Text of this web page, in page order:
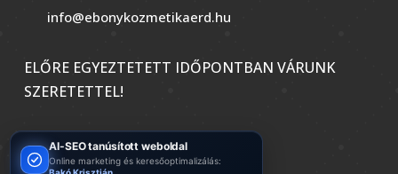
info@ebonykozmetikaerd.hu
ELŐRE EGYEZTETETT IDŐPONTBAN VÁRUNK
SZERETETTEL!
AI-SEO tanúsított weboldal
Online marketing és keresőoptimalizálás: